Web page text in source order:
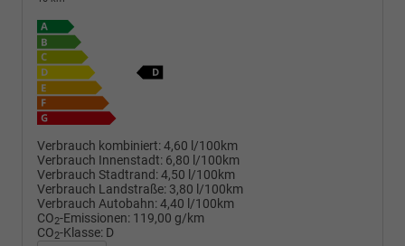
Verbrauch kombiniert:4,60 l/100km
Verbrauch Innenstadt: 6,80 l/100km
Verbrauch Stadtrand:4,50 l/100km
Verbrauch Landstraße: 3,80 l/100km
Verbrauch Autobahn:4,40 l/100km
CO2-Emissionen: 119,00 g/km
CO2-Klasse: D